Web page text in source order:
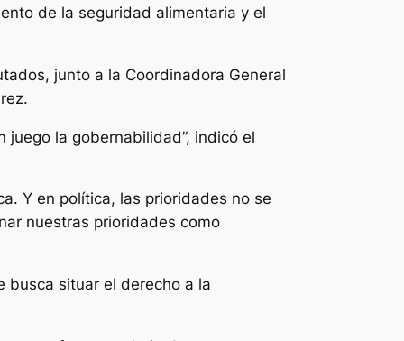
de la seguridad alimentaria y el
junto a la Coordinadora General
la gobernabilidad”, indicó el
Y en política, las prioridades no se
nuestras prioridades como
busca situar el derecho a la